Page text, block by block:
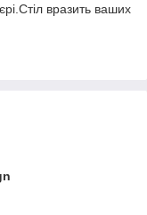
вразить ваших